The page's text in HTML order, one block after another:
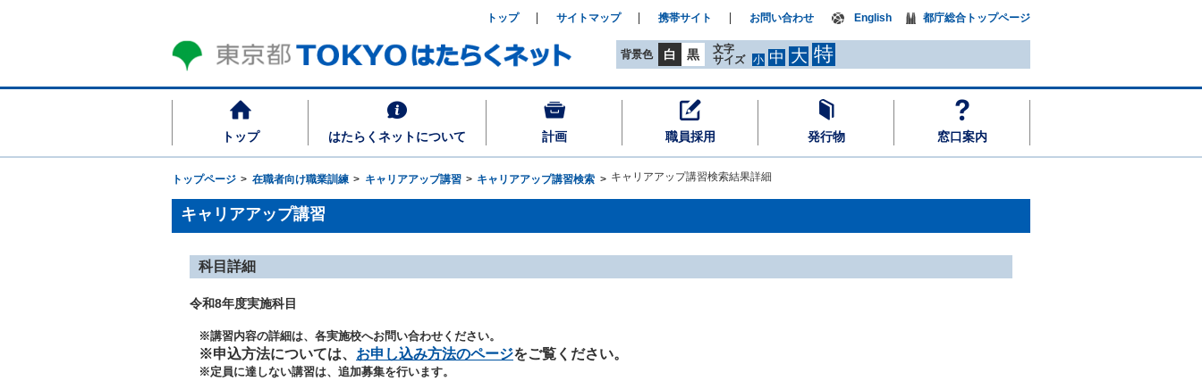
トップ はたらくネットについて 計画 職員採用 発行物 窓口案内
背景色 白 黒
文字
サイズ
小 中 大 特
トップ サイトマップ 携帯サイト お問い合わせ English 都庁総合トップページ
トップページ 在職者向け職業訓練 キャリアアップ講習 キャリアアップ講習検索 キャリアアップ講習検索結果詳細
キャリアアップ講習
科目詳細
令和8年度実施科目
※講習内容の詳細は、各実施校へお問い合わせください。
※申込方法については、 お申し込み方法のページをご覧ください。
※定員に達しない講習は、追加募集を行います。